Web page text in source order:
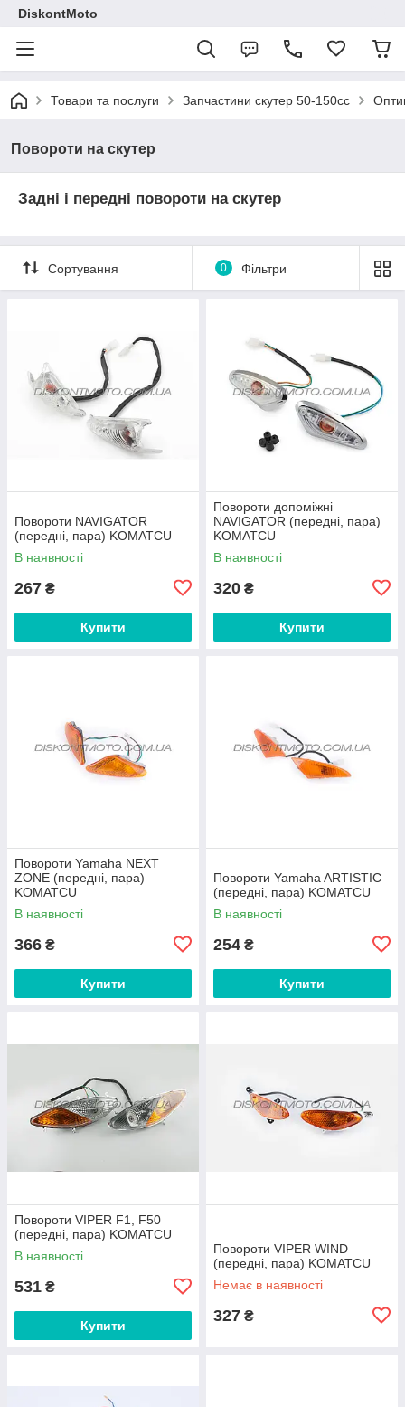
DiskontMoto
Товари та послуги Запчастини скутер 50-150cc
Повороти на скутер
Задні і передні повороти на скутер
Сортування 0 Фільтри
Повороти NAVIGATOR
(передні, пара) KOMATCU
В наявності
267 ₴
Купити
Повороти допоміжні
NAVIGATOR (передні, пара)
KOMATCU
В наявності
320 ₴
Купити
Повороти Yamaha NEXT
ZONE (передні, пара)
KOMATCU
В наявності
366 ₴
Купити
Повороти Yamaha ARTISTIC
(передні, пара) KOMATCU
В наявності
254 ₴
Купити
Повороти VIPER F1, F50
(передні, пара) KOMATCU
В наявності
531 ₴
Купити
Повороти VIPER WIND
(передні, пара) KOMATCU
Немає в наявності
327 ₴